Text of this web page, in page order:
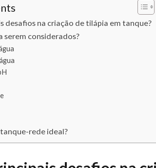
desafios na criação de tilápia em tanque?
serem considerados?
rede ideal?